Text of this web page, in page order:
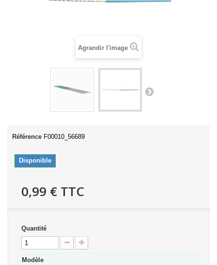
Agrandir l'image
Référence F00010_56689
Disponible
0,99 € TTC
Quantité
Modèle